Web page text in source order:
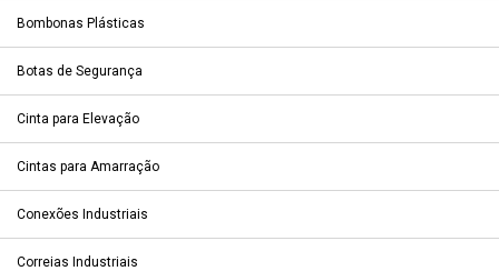
Bombonas Plásticas
Botas de Segurança
Cinta para Elevação
Cintas para Amarração
Conexões Industriais
Correias Industriais